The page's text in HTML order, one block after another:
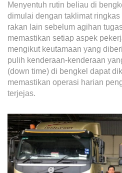
Festival FGV
Careers
Contact Us
Menyentuh rutin beliau di
dimulai dengan taklimat
rakan lain sebelum agihan
memastikan setiap aspek
mengikut keutamaan yang
pulih kenderaan-kenderaan
(down time) di bengkel dapat
memastikan operasi harian
terjejas.